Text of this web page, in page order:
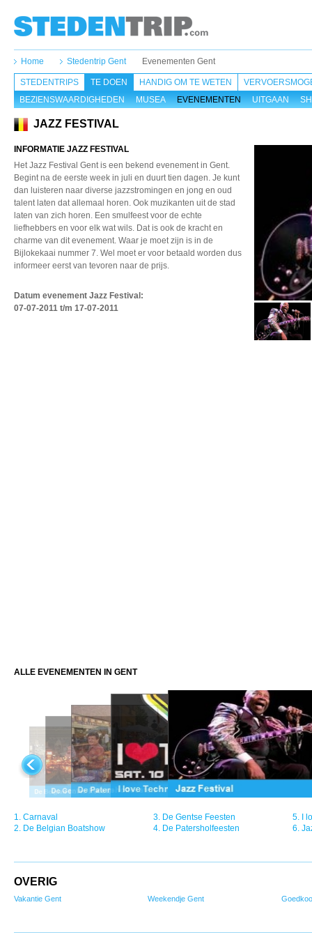
Home Stedentrip Gent Evenementen Gent
STEDENTRIPS
TE DOEN
BEZIENSWAARDIGHEDEN
MUSEA EVENEMENTEN UITGAAN
HANDIG OM TE WETEN
JAZZ FESTIVAL
INFORMATIE JAZZ FESTIVAL
Het Jazz Festival Gent is een bekend evenement in Gent.
Begint na de eerste week in juli en duurt tien dagen. Je kunt
dan luisteren naar diverse jazzstromingen en jong en oud
talent laten dat allemaal horen. Ook muzikanten uit de stad
laten van zich horen. Een smulfeest voor de echte
liefhebbers en voor elk wat wils. Dat is ook de kracht en
charme van dit evenement. Waar je moet zijn is in de
Bijlokekaai nummer 7. Wel moet er voor betaald worden dus
informeer eerst van tevoren naar de prijs.
Datum evenement Jazz Festival :
07-07-2011 t/m 17-07-2011
ALLE EVENEMENTEN IN GENT
1. Carnaval
2. De Belgian Boatshow
3. De Gentse Feesten
4. De Patersholfeesten
5.
I
6.
OVERIG
Vakantie Gent Weekendje Gent